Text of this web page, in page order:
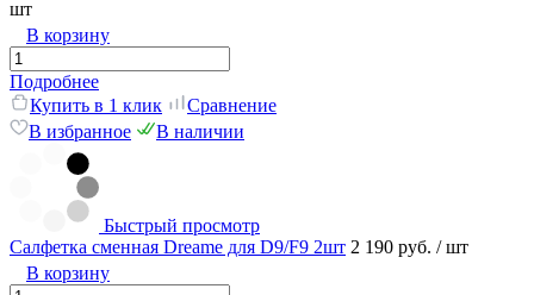
шт
В корзину
Подробнее
Купить в 1 клик
Сравнение
В избранное
В наличии
Быстрый просмотр
Салфетка сменная Dreame для D9/F9 2шт 2 190 руб. / шт
В корзину